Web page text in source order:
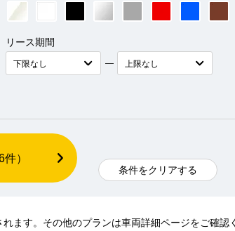
リース期間
―
件）
条件をクリアする
ます。その他のプランは車両詳細ページをご確認